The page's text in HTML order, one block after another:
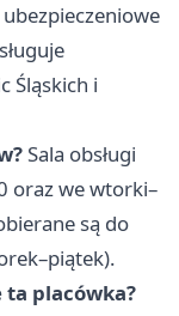
Śląskich i
Sala obsługi
oraz we wtorki–
są do
ta placówka?